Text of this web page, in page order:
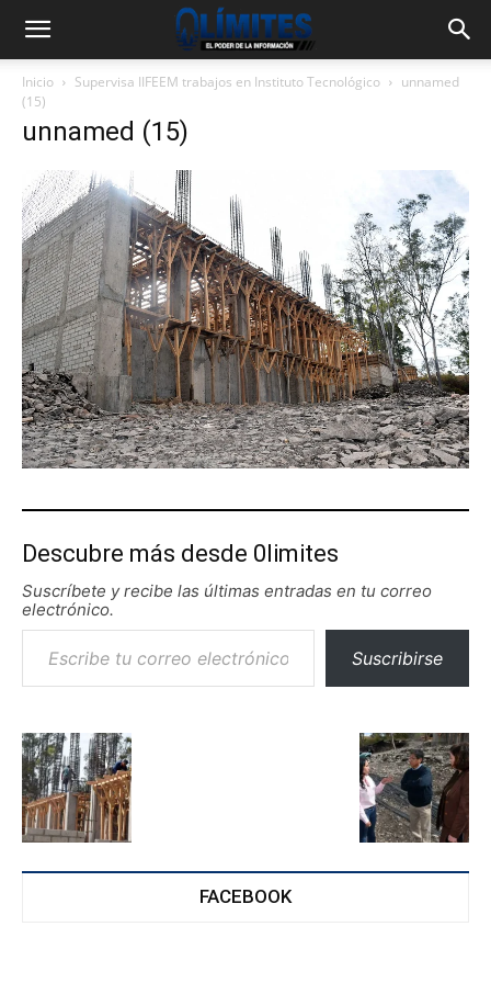
Inicio Supervisa IIFEEM trabajos en Instituto Tecnológico
unnamed
(15)
unnamed (15)
Descubre más desde 0limites
Suscríbete y recibe las últimas entradas en tu correo
electrónico.
Escribe tu correo electrónico…
Suscribirse
FACEBOOK